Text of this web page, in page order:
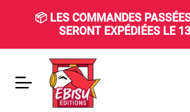
📦 LES COMMANDES
SERONT EXPÉDIÉES LE